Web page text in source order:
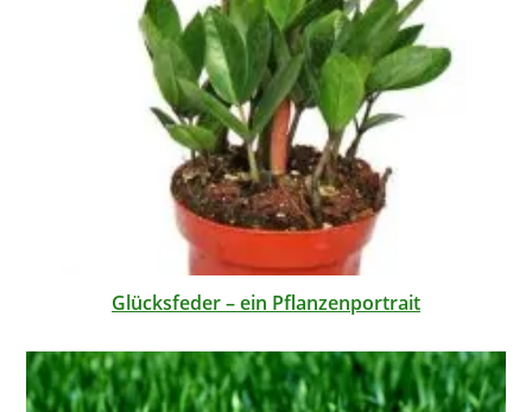
Glücksfeder – ein Pflanzenportrait